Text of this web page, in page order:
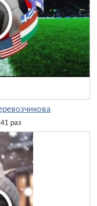
раз